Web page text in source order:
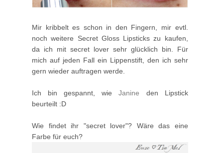
Mir kribbelt es schon in den Fingern, mir evtl.
noch weitere Secret Gloss Lipsticks zu kaufen,
da ich mit secret lover sehr glücklich bin. Für
mich auf jeden Fall ein Lippenstift, den ich sehr
gern wieder auftragen werde.
Ich bin gespannt, wieJanine den Lipstick
beurteilt :D
Wie findet ihr "secret lover"? Wäre das eine
Farbe für euch?